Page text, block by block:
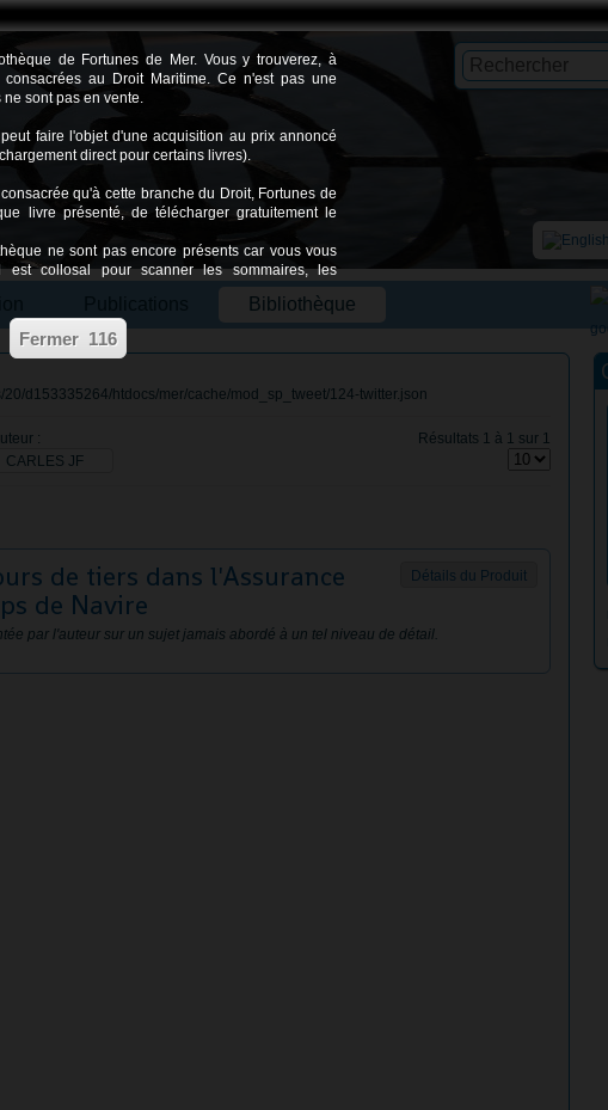
de Fortunes de Mer. Vous y trouverez, à
au Droit Maritime. Ce n'est pas une
sont pas en vente.
faire l'objet d'une acquisition au prix annoncé
direct pour certains livres).
qu'à cette branche du Droit, Fortunes de
livre présenté, de télécharger gratuitement le
ne sont pas encore présents car vous vous
collosal pour scanner les sommaires, les
Bibliothèque
d153335264/htdocs/mer/cache/mod_sp_tweet/124-twitter.json
:
CARLES JF
Résultats 1 à 1 sur 1
Détails du Produit
de tiers dans l'Assurance
de Navire
par l'auteur sur un sujet jamais abordé à un tel niveau de détail.